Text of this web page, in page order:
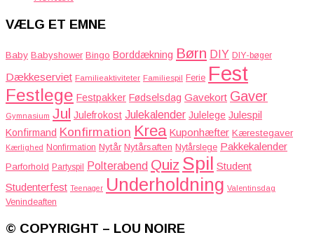
VÆLG ET EMNE
Baby Babyshower Bingo Borddækning Børn DIY DIY-bøger
Dækkeserviet Familieaktiviteter Familiespil Ferie Fest
Festlege Festpakker Fødselsdag Gavekort Gaver
Gymnasium Jul Julefrokost Julekalender Julelege Julespil
Konfirmand Konfirmation Krea Kuponhæfter Kærestegaver
Kærlighed Nonfirmation Nytår Nytårsaften Nytårslege Pakkekalender
Parforhold Partyspil Polterabend Quiz Spil Student
Studenterfest Teenager Underholdning Valentinsdag
Venindeaften
© COPYRIGHT – LOU NOIRE